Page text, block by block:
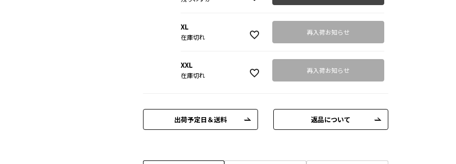
XL
在庫切れ
再入荷お知らせ
XXL
在庫切れ
再入荷お知らせ
出荷予定日＆送料 返品について